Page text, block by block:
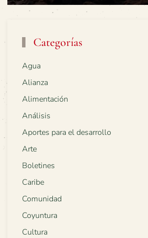
Categorías
Agua
Alianza
Alimentación
Análisis
Aportes para el desarrollo
Arte
Boletines
Caribe
Comunidad
Coyuntura
Cultura